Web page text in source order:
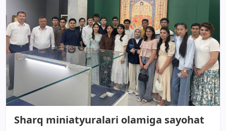
Sharq miniatyuralari olamiga sayohat